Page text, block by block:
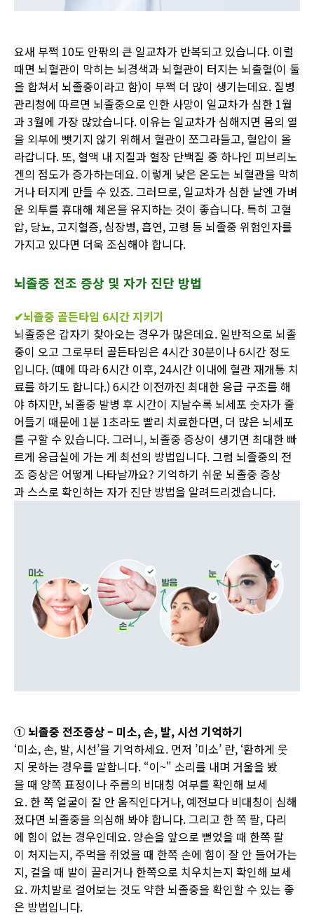
요새 부쩍 10도 안팎의 큰 일교차가 반복되고 있습니다. 이럴
때면 뇌혈관이 막히는 뇌경색과 뇌혈관이 터지는 뇌출혈(이 둘
을 합쳐서 뇌졸중이라고 함)이 부쩍 더 많이 생기는데요. 질병
관리청에 따르면 뇌졸중으로 인한 사망이 일교차가 심한 1월
과3월에 가장 많았습니다. 이유는 일교차가 심해지면 몸의 열
을 외부에 뺏기지 않기 위해서 혈관이 쪼그라들고, 혈압이 올
라갑니다. 또, 혈액 내 지질과 혈장 단백질 중 하나인 피브리노
겐의 점도가 증가하는데요. 이렇게 낮은 온도는 뇌혈관을 막히
거나 터지게 만들 수 있죠. 그러므로, 일교차가 심한 날엔 가벼
운 외투를 휴대해 체온을 유지하는 것이 좋습니다.특히 고혈
압, 당뇨,고지혈증,심장병, 흡연,고령 등 뇌졸중 위험인자를
가지고 있다면 더욱 조심해야 합니다.
뇌졸중 전조 증상 및 자가 진단 방법
✔뇌졸중 골든타임 6시간 지키기
뇌졸중은 갑자기 찾아오는 경우가 많은데요. 일반적으로 뇌졸
중이 오고 그로부터 골든타임은 4시간 30분이나 6시간 정도
입니다. (때에 따라 6시간 이후, 24시간 이내에 혈관 재개통 치
료를 하기도 합니다.) 6시간 이전까진 최대한 응급 구조를 해
야 하지만, 뇌졸중 발병 후 시간이 지날수록 뇌세포 숫자가 줄
어들기 때문에 1분 1초라도 빨리 치료한다면, 더 많은 뇌세포
를 구할 수 있습니다. 그러니, 뇌졸중 증상이 생기면 최대한 빠
르게 응급실에 가는 게 최선의 방법입니다. 그럼 뇌졸중의 전
조 증상은 어떻게 나타날까요? 기억하기 쉬운 뇌졸중 증상
과 스스로 확인하는 자가 진단 방법을 알려드리겠습니다.
① 뇌졸중 전조증상 – 미소, 손, 발, 시선 기억하기
‘미소, 손, 발, 시선’을 기억하세요. 먼저 ’미소’ 란, ‘환하게 웃
지 못하는 경우를 말합니다. “이~" 소리를 내며 거울을 봤
을 때 양쪽 표정이나 주름의 비대칭 여부를 확인해 보세
요. 한 쪽 얼굴이 잘 안 움직인다거나, 예전보다 비대칭이 심해
졌다면 뇌졸중을 의심해 봐야 합니다. 그리고 한 쪽 팔, 다리
에 힘이 없는 경우인데요. 양손을 앞으로 뻗었을 때 한쪽 팔
이 처지는지, 주먹을 쥐었을 때 한쪽 손에 힘이 잘 안 들어가는
지, 걸을 때 발이 끌리거나 한쪽으로 치우치는지 확인해 보세
요. 까치발로 걸어보는 것도 약한 뇌졸중을 확인할 수 있는 좋
은 방법입니다.